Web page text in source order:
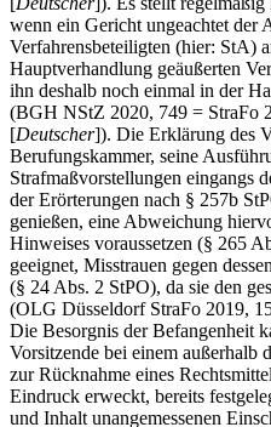
wenn ein Gericht ungeachtet der
Verfahrensbeteiligten (hier: StA)
Hauptverhandlung geäußerten
ihn deshalb noch einmal in der
(BGH NStZ 2020, 749 = StraFo
[Deutscher]). Die Erklärung des
Berufungskammer, seine
Strafmaßvorstellungen eingangs
der Erörterungen nach § 257b
genießen, eine Abweichung
Hinweises voraussetzen (§ 265
geeignet, Misstrauen gegen
(§ 24 Abs. 2 StPO), da sie den
(OLG Düsseldorf StraFo 2019,
Die Besorgnis der Befangenheit
Vorsitzende bei einem außerhalb
zur Rücknahme eines
Eindruck erweckt, bereits
und Inhalt unangemessenen